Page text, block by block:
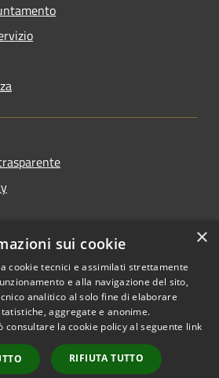
Copyright © 2026 • Comune di
Cavaion Veronese • Powered
byMunicipium
Accesso
×
sui cookie
cookie tecnici e assimilati strettamente
e alla navigazione del sito,
analitico al solo fine di elaborare
aggregate e anonime.
consultare la cookie policy al seguente link
RIFIUTA TUTTO